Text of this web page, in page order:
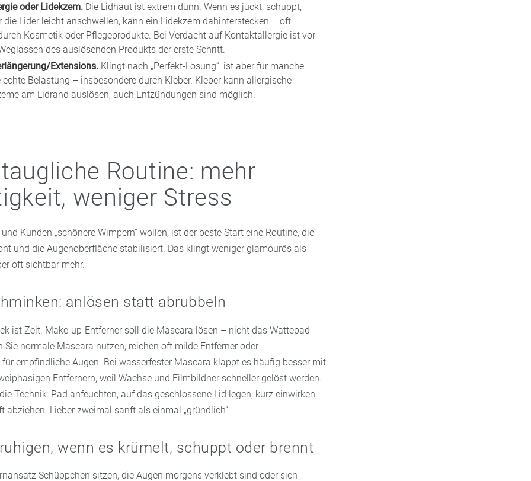
oder Lidekzem.Die Lidhaut ist extrem dünn. Wenn es juckt, schuppt,
die Lider leicht anschwellen, kann ein Lidekzem dahinterstecken – oft
Kosmetik oder Pflegeprodukte. Bei Verdacht auf Kontaktallergie ist vor
des auslösenden Produkts der erste Schritt.
Extensions.Klingt nach „Perfekt-Lösung“, ist aber für manche
echte Belastung – insbesondere durch Kleber. Kleber kann allergische
am Lidrand auslösen, auch Entzündungen sind möglich.
Routine: mehr
weniger Stress
Kunden „schönere Wimpern“ wollen, ist der beste Start eine Routine, die
und die Augenoberfläche stabilisiert. Das klingt weniger glamourös als
oft sichtbar mehr.
anlösen statt abrubbeln
ist Zeit. Make-up-Entferner soll die Mascara lösen – nicht das Wattepad
Sie normale Mascara nutzen, reichen oft milde Entferner oder
empfindliche Augen. Bei wasserfester Mascara klappt es häufig besser mit
Entfernern, weil Wachse und Filmbildner schneller gelöst werden.
Technik: Pad anfeuchten, auf das geschlossene Lid legen, kurz einwirken
abziehen. Lieber zweimal sanft als einmal „gründlich“.
wenn es krümelt, schuppt oder brennt
Schüppchen sitzen, die Augen morgens verklebt sind oder sich